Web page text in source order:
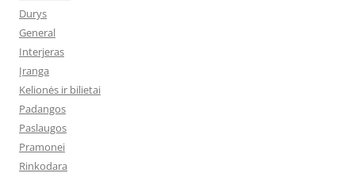
Durys
General
Interjeras
Įranga
Kelionės ir bilietai
Padangos
Paslaugos
Pramonei
Rinkodara